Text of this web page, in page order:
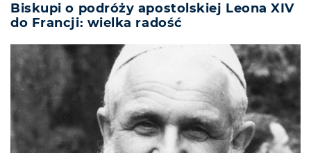
Biskupi o podróży apostolskiej Leona XIV
do Francji: wielka radość